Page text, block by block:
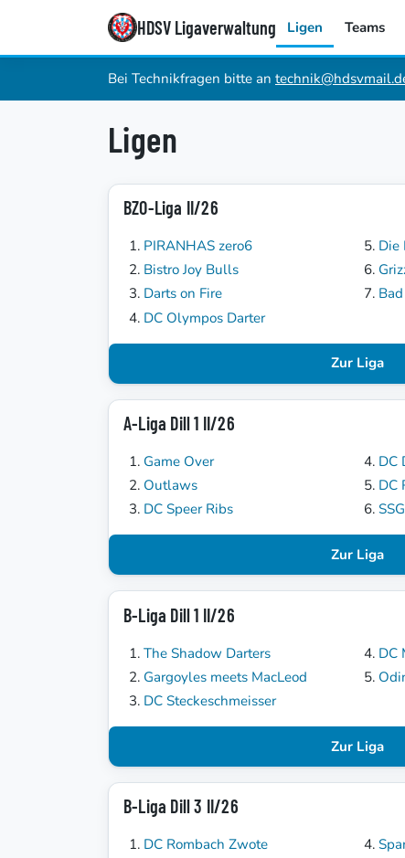
HDSV Ligaverwaltung Ligen Teams
Bei Technikfragen bitte an
Ligen
BZO-Liga II/26
PIRANHAS zero6
Bistro Joy Bulls
Darts on Fire
DC Olympos Darter
Die
Zur Liga
A-Liga Dill 1 II/26
Game Over
Outlaws
DC Speer Ribs
DC
DC
Zur Liga
B-Liga Dill 1 II/26
The Shadow Darters
Gargoyles meets MacLeod
DC Steckeschmeisser
DC
Zur Liga
B-Liga Dill 3 II/26
DC Rombach Zwote